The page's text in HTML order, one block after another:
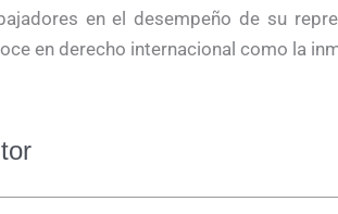
en el desempeño de su
en derecho internacional como la